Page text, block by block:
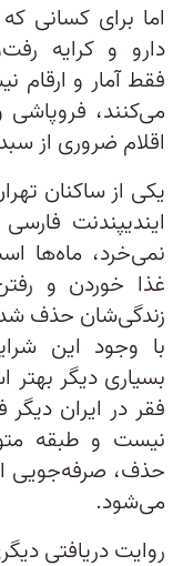
اما برای کسانی
دارو و کرایه
فقط آمار و ارقام
می‌کنند،
اقلام ضروری از
یکی از ساکنان
ایندیپندنت
نمی‌خرد، ماه‌ها
غذا خوردن و
زندگی‌شان حذف
با وجود این
بسیاری دیگر
فقر در ایران
نیست و طبقه
حذف، صرفه‌جویی
می‌شود.
روایت دریافتی